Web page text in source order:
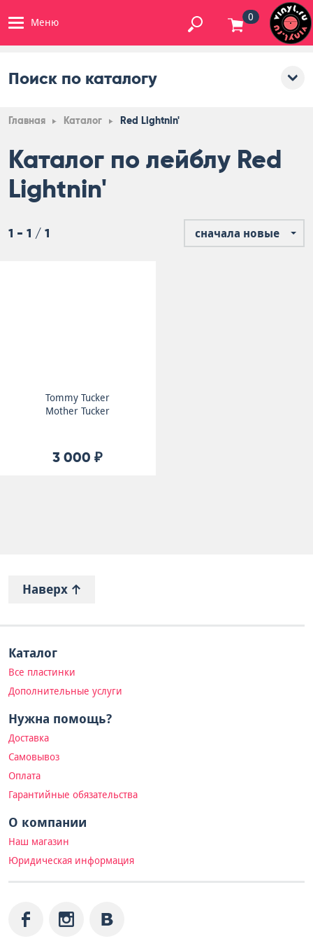
Меню 0
Поиск по каталогу
Главная Каталог Red Lightnin'
Каталог по лейблу Red
Lightnin'
1 - 1 / 1 сначала новые
Tommy Tucker
Mother Tucker
3 000 ₽
Наверх
Каталог
Все пластинки
Дополнительные услуги
Нужна помощь?
Доставка
Самовывоз
Оплата
Гарантийные обязательства
О компании
Наш магазин
Юридическая информация